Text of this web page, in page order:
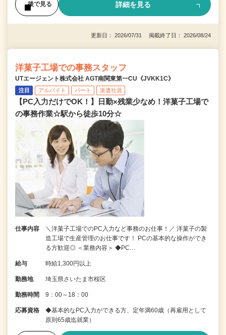
後で見る 詳細を見る
更新日： 2026/07/31 掲載終了日： 2026/08/24
洋菓子工場での事務スタッフ
UTエージェント株式会社 AGT南関東第一CU《JVKK1C》
注目 アルバイト パート 派遣社員
【PC入力だけでOK！】日勤×残業少なめ！洋菓子工場で
の事務作業☆駅から徒歩10分☆
仕事内容
＼洋菓子工場でのPC入力など事務のお仕事！／ 洋菓子の製
造工場で生産管理のお仕事です！ PCの基本的な操作ができ
る方歓迎◎ ＜業務内容＞ ◆PC…
給与 時給1,300円以上
勤務地 埼玉県さいたま市桜区
勤務時間 9：00～18：00
応募資格
◆基本的なPC入力ができる方、定年満60歳（再雇用として
原則65歳迄就業）